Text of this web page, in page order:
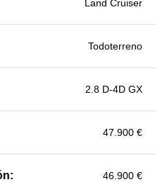
Land Cruiser
Todoterreno
2.8 D-4D GX
47.900 €
46.900 €